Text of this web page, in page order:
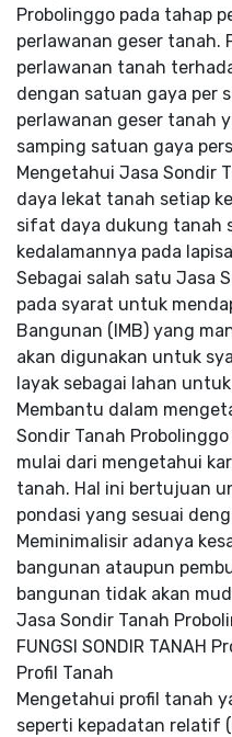
Probolinggo pada tahap
perlawanan geser tanah.
perlawanan tanah
dengan satuan gaya per
perlawanan geser tanah
samping satuan gaya
Mengetahui Jasa Sondir
daya lekat tanah setiap
sifat daya dukung tanah
kedalamannya pada
Sebagai salah satu Jasa
pada syarat untuk
Bangunan (IMB) yang
akan digunakan untuk
layak sebagai lahan
Membantu dalam
Sondir Tanah
mulai dari mengetahui
tanah. Hal ini bertujuan
pondasi yang sesuai
Meminimalisir adanya
bangunan ataupun
bangunan tidak akan
Jasa Sondir Tanah
FUNGSI SONDIR TANAH
Profil Tanah
Mengetahui profil tanah
seperti kepadatan relatif